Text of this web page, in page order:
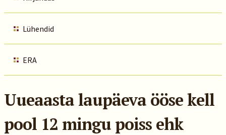
Lühendid
ERA
Uueaasta laupäeva ööse kell
pool 12 mingu poiss ehk